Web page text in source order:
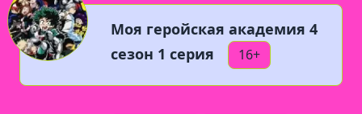
Моя геройская академия 4
сезон 1 серия
16+